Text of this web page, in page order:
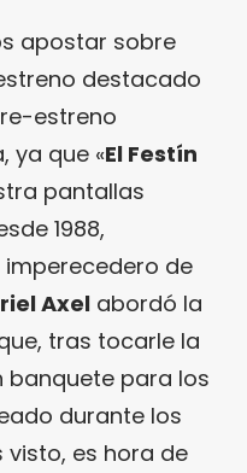
apostar sobre
destacado
estreno
ya que «El Festín
pantallas
1988,
de
Axel abordó la
tras tocarle la
banquete para los
durante los
visto, es hora de